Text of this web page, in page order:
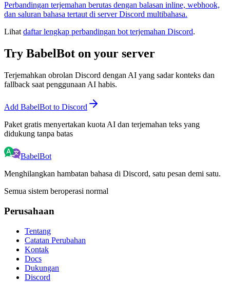
Perbandingan terjemahan berutas dengan balasan inline, webhook,
dan saluran bahasa tertaut di server Discord multibahasa.
Lihat daftar lengkap perbandingan bot terjemahan Discord.
Try BabelBot on your server
Terjemahkan obrolan Discord dengan AI yang sadar konteks dan
fallback saat penggunaan AI habis.
Add BabelBot to Discord
Paket gratis menyertakan kuota AI dan terjemahan teks yang
didukung tanpa batas
BabelBot
Menghilangkan hambatan bahasa di Discord, satu pesan demi satu.
Semua sistem beroperasi normal
Perusahaan
Tentang
Catatan Perubahan
Kontak
Docs
Dukungan
Discord